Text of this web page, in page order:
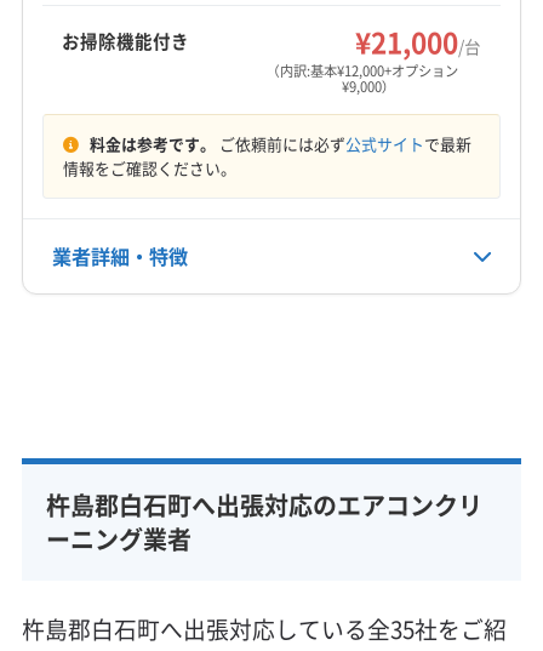
お掃除機能付き ¥21,000/台
（内訳:基本¥12,000+オプション
¥9,000）
料金は参考です。 ご依頼前には必ず公式サイトで最新
情報をご確認ください。
業者詳細・特徴
所在地
佐賀県æµå³¶é¡
杵島郡白石町 伊万里市 嬉野市 佐賀市
鹿島市
杵島郡白石町へ出張対応のエアコンクリ
ーニング業者
杵島郡白石町へ出張対応している全35社をご紹